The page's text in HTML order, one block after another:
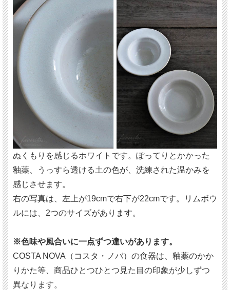
ぬくもりを感じるホワイトです。ぽってりとかかった
釉薬、うっすら透ける土の色が、洗練された温かみを
感じさせます。
右の写真は、左上が19cmで右下が22cmです。リムボウ
ルには、2つのサイズがあります。
※色味や風合いに一点ずつ違いがあります。
COSTA NOVA（コスタ・ノバ）の食器は、釉薬のかか
りかた等、商品ひとつひとつ見た目の印象が少しずつ
異なります。